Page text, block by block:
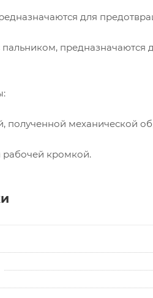
для
полученной механической
кромкой.